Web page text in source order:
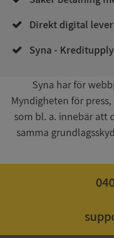
Direkt digital
Syna -
Syna har för
Myndigheten för
som bl. a. innebär att
samma
Privacy Policy